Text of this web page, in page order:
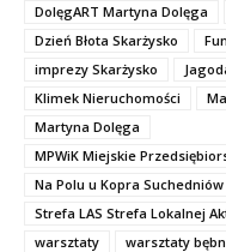
DolęgART Martyna Dolęga
Dzień Błota Skarżysko
imprezy Skarżysko
Klimek Nieruchomości
Martyna Dolęga
MPWiK Miejskie
Na Polu u Kopra Suchedniów
Strefa LAS Strefa Lokalnej
warsztaty
warsztaty